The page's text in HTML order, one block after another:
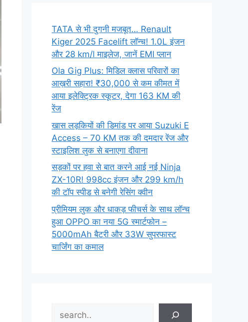
TATA से भी दुगनी मजबूत… Renault
Kiger 2025 Facelift लॉन्च! 1.0L इंजन
और 28 km/l माइलेज, जानें EMI प्लान
Ola Gig Plus: मिडिल क्लास परिवारों का
आख़री सहारा! ₹30,000 से कम कीमत में
आया इलेक्ट्रिक स्कूटर, देगा 163 KM की
रेंज
खास लड़कियों की डिमांड पर आया Suzuki E
Access – 70 KM तक की दमदार रेंज और
स्टाइलिश लुक से बनाएगा दीवाना
सड़कों पर हवा से बात करने आई नई Ninja
ZX-10R! 998cc इंजन और 299 km/h
की टॉप स्पीड से बनेगी रेसिंग क्वीन
प्रीमियम लुक और धाकड़ फीचर्स के साथ लॉन्च
हुआ OPPO का नया 5G स्मार्टफोन –
5000mAh बैटरी और 33W सुपरफास्ट
चार्जिंग का कमाल